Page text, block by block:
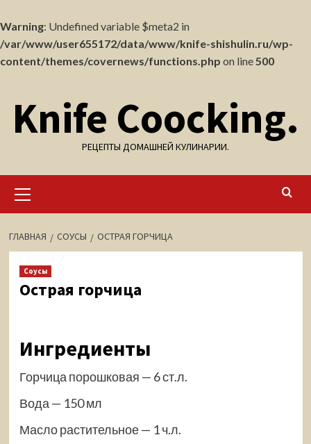
Warning: Undefined variable $meta2 in
/var/www/user655172/data/www/knife-shishulin.ru/wp-
content/themes/covernews/functions.php on line500
содержимому
Knife Coocking.
РЕЦЕПТЫ ДОМАШНЕЙ КУЛИНАРИИ.
меню
ГЛАВНАЯ СОУСЫ ОСТРАЯ ГОРЧИЦА
Соусы
Острая горчица
Ингредиенты
Горчица порошковая — 6 ст.л.
Вода — 150 мл
Масло растительное — 1 ч.л.